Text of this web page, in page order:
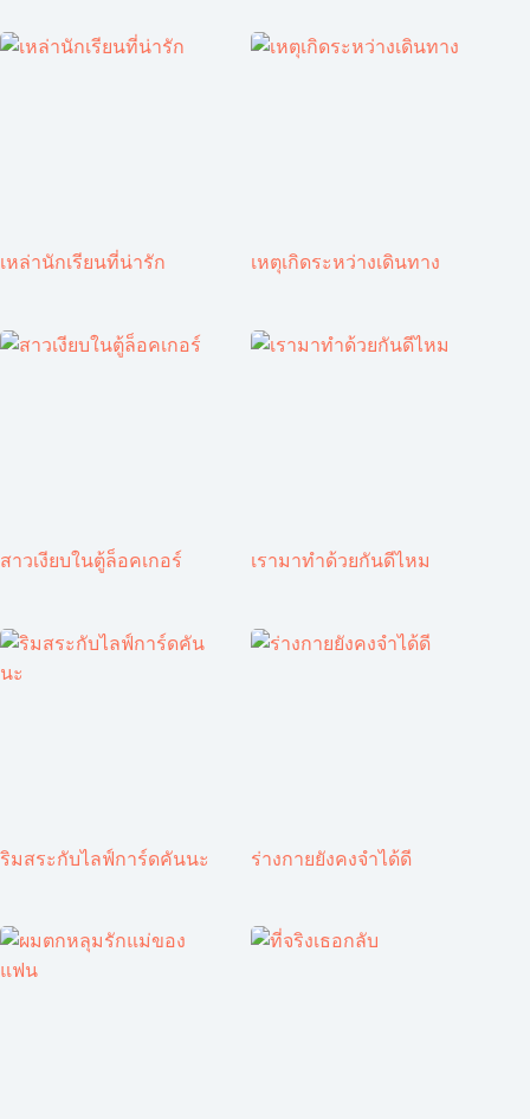
เหล่านักเรียนที่น่ารัก เหตุเกิดระหว่างเดินทาง
สาวเงียบในตู้ล็อคเกอร์ เรามาทำด้วยกันดีไหม
ริมสระกับไลฟ์การ์ดคันนะ ร่างกายยังคงจำได้ดี